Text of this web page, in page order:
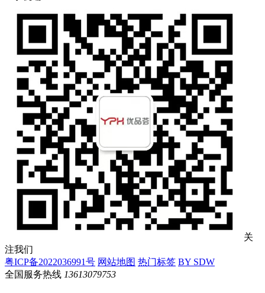
关
注我们
粤ICP备2022036991号 网站地图 热门标签 BY SDW
全国服务热线 13613079753